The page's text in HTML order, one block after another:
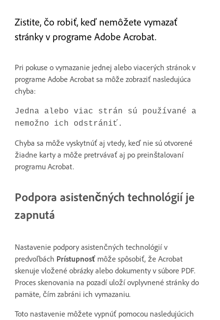
Zistite, čo robiť, keď nemôžete vymazať
stránky v programe Adobe Acrobat.
Pri pokuse o vymazanie jednej alebo viacerých stránok v
programe Adobe Acrobat sa môže zobraziť nasledujúca
chyba:
Jedna alebo viac strán sú používané a
nemožno ich odstrániť.
Chyba sa môže vyskytnúť aj vtedy, keď nie sú otvorené
žiadne karty a môže pretrvávať aj po preinštalovaní
programu Acrobat.
Podpora asistenčných technológií je
zapnutá
Nastavenie podpory asistenčných technológií v
predvoľbách Prístupnosť môže spôsobiť, že Acrobat
skenuje vložené obrázky alebo dokumenty v súbore PDF.
Proces skenovania na pozadí uloží ovplyvnené stránky do
pamäte, čím zabráni ich vymazaniu.
Toto nastavenie môžete vypnúť pomocou nasledujúcich